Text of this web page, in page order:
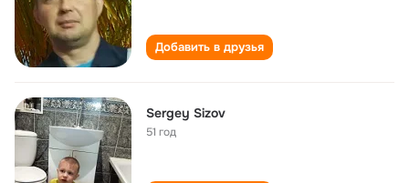
Добавить в друзья
Sergey Sizov
51 год